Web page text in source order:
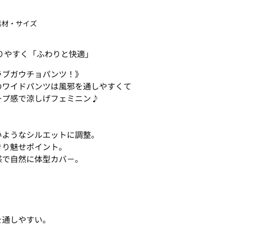
・サイズ
すく「ふわりと快適」
ガウチョパンツ！》
イドパンツは風邪を通しやすくて
感で涼しげフェミニン♪
うなシルエットに調整。
魅せポイント。
自然に体型カバ－。
しやすい。